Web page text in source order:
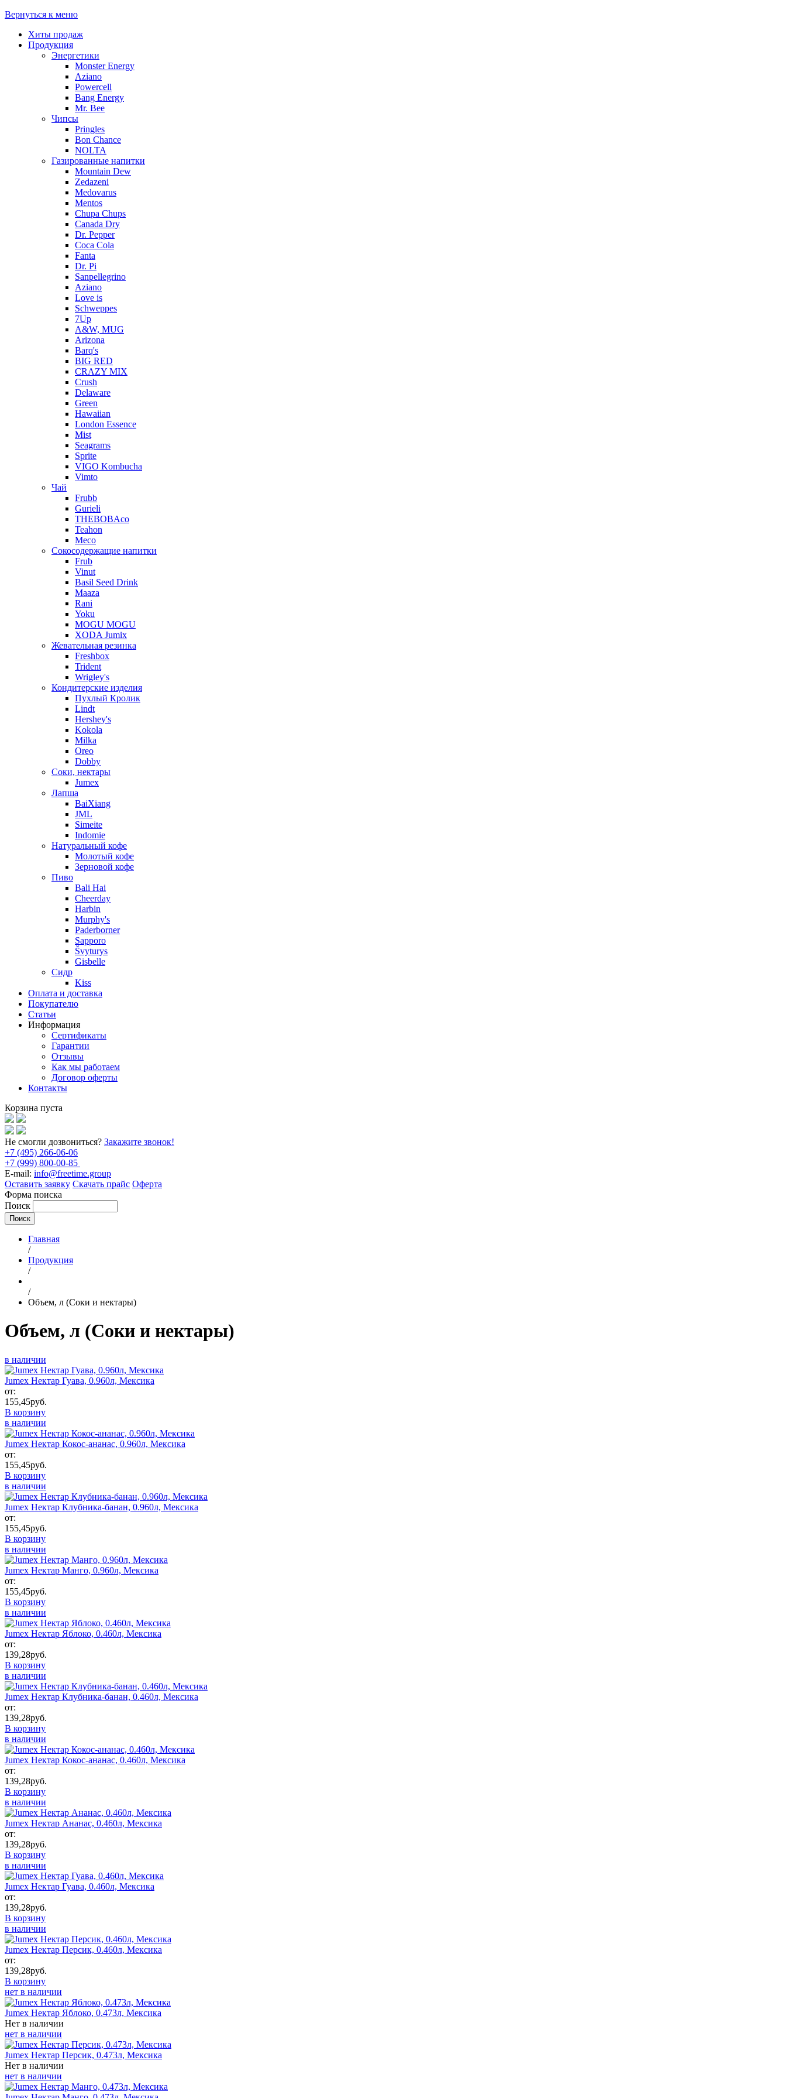
Вернуться к меню
Хиты продаж
Продукция
Энергетики
Monster Energy
Aziano
Powercell
Bang Energy
Mr. Bee
Чипсы
Pringles
Bon Chance
NOLTA
Газированные напитки
Mountain Dew
Zedazeni
Medovarus
Mentos
Chupa Chups
Canada Dry
Dr. Pepper
Coca Cola
Fanta
Dr. Pi
Sanpellegrino
Aziano
Love is
Schweppes
7Up
A&W, MUG
Arizona
Barq's
BIG RED
CRAZY MIX
Crush
Delaware
Green
Hawaiian
London Essence
Mist
Seagrams
Sprite
VIGO Kombucha
Vimto
Чай
Frubb
Gurieli
THEBOBAco
Teahon
Meco
Сокосодержащие напитки
Frub
Vinut
Basil Seed Drink
Maaza
Rani
Yoku
MOGU MOGU
XODA Jumix
Жевательная резинка
Freshbox
Trident
Wrigley's
Кондитерские изделия
Пухлый Кролик
Lindt
Hershey's
Kokola
Milka
Oreo
Dobby
Соки, нектары
Jumex
Лапша
BaiXiang
JML
Simeite
Indomie
Натуральный кофе
Молотый кофе
Зерновой кофе
Пиво
Bali Hai
Cheerday
Harbin
Murphy's
Paderborner
Sapporo
Švyturys
Gisbelle
Сидр
Kiss
Оплата и доставка
Покупателю
Статьи
Информация
Сертификаты
Гарантии
Отзывы
Как мы работаем
Договор оферты
Контакты
Корзина пуста
Не смогли дозвониться? Закажите звонок!
+7 (495) 266-06-06
+7 (999) 800-00-85
E-mail: info@freetime.group
Оставить заявку Скачать прайс Оферта
Форма поиска
Поиск
Главная
/
Продукция
/
/
Объем, л (Соки и нектары)
Объем, л (Соки и нектары)
в наличии
Jumex Нектар Гуава, 0.960л, Мексика
от:
155,45руб.
В корзину
в наличии
Jumex Нектар Кокос-ананас, 0.960л, Мексика
от:
155,45руб.
В корзину
в наличии
Jumex Нектар Клубника-банан, 0.960л, Мексика
от:
155,45руб.
В корзину
в наличии
Jumex Нектар Манго, 0.960л, Мексика
от:
155,45руб.
В корзину
в наличии
Jumex Нектар Яблоко, 0.460л, Мексика
от:
139,28руб.
В корзину
в наличии
Jumex Нектар Клубника-банан, 0.460л, Мексика
от:
139,28руб.
В корзину
в наличии
Jumex Нектар Кокос-ананас, 0.460л, Мексика
от:
139,28руб.
В корзину
в наличии
Jumex Нектар Ананас, 0.460л, Мексика
от:
139,28руб.
В корзину
в наличии
Jumex Нектар Гуава, 0.460л, Мексика
от:
139,28руб.
В корзину
в наличии
Jumex Нектар Персик, 0.460л, Мексика
от:
139,28руб.
В корзину
нет в наличии
Jumex Нектар Яблоко, 0.473л, Мексика
Нет в наличии
нет в наличии
Jumex Нектар Персик, 0.473л, Мексика
Нет в наличии
нет в наличии